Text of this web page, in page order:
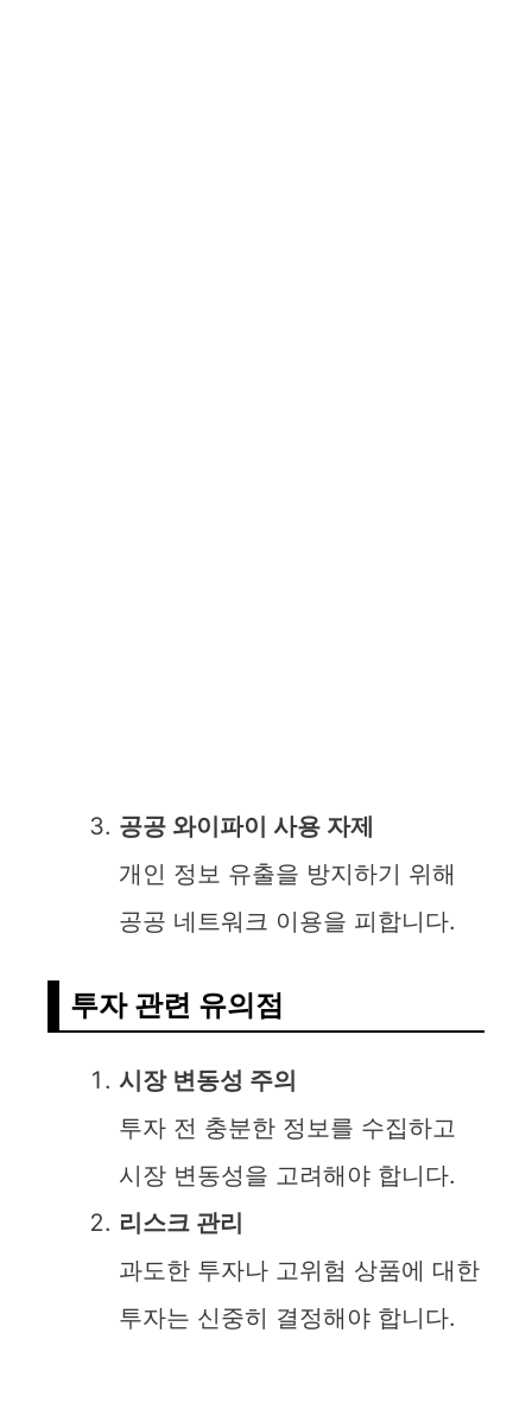
공공 와이파이 사용 자제
개인 정보 유출을 방지하기 위해
공공 네트워크 이용을 피합니다.
투자 관련 유의점
시장 변동성 주의
투자 전 충분한 정보를 수집하고
시장 변동성을 고려해야 합니다.
리스크 관리
과도한 투자나 고위험 상품에 대한
투자는 신중히 결정해야 합니다.